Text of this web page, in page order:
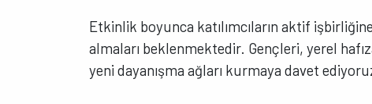
Etkinlik boyunca katılımcıların aktif
almaları beklenmektedir. Gençleri, yerel
yeni dayanışma ağları kurmaya davet